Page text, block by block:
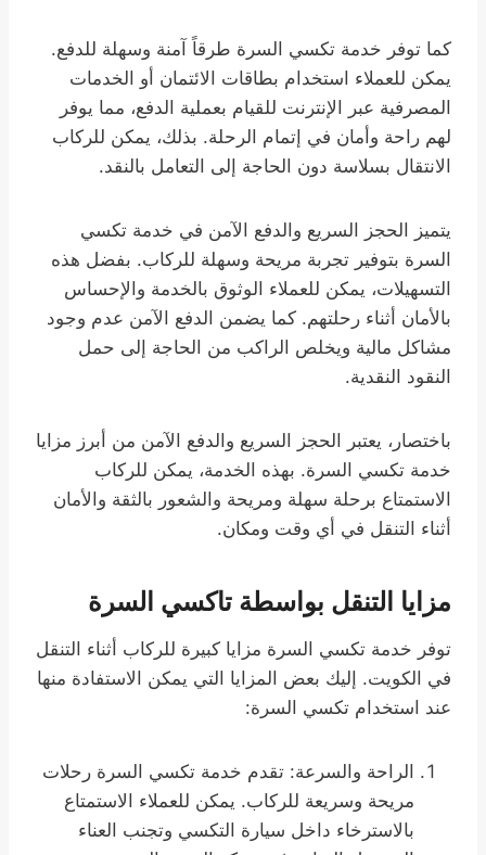
كما توفر خدمة تكسي السرة طرقاً آمنة وسهلة للدفع.
يمكن للعملاء استخدام بطاقات الائتمان أو الخدمات
المصرفية عبر الإنترنت للقيام بعملية الدفع، مما يوفر
لهم راحة وأمان في إتمام الرحلة. بذلك، يمكن للركاب
الانتقال بسلاسة دون الحاجة إلى التعامل بالنقد.
يتميز الحجز السريع والدفع الآمن في خدمة تكسي
السرة بتوفير تجربة مريحة وسهلة للركاب. بفضل هذه
التسهيلات، يمكن للعملاء الوثوق بالخدمة والإحساس
بالأمان أثناء رحلتهم. كما يضمن الدفع الآمن عدم وجود
مشاكل مالية ويخلص الراكب من الحاجة إلى حمل
النقود النقدية.
باختصار، يعتبر الحجز السريع والدفع الآمن من أبرز مزايا
خدمة تكسي السرة. بهذه الخدمة، يمكن للركاب
الاستمتاع برحلة سهلة ومريحة والشعور بالثقة والأمان
أثناء التنقل في أي وقت ومكان.
مزايا التنقل بواسطة تاكسي السرة
توفر خدمة تكسي السرة مزايا كبيرة للركاب أثناء التنقل
في الكويت. إليك بعض المزايا التي يمكن الاستفادة منها
عند استخدام تكسي السرة:
الراحة والسرعة: تقدم خدمة تكسي السرة رحلات
مريحة وسريعة للركاب. يمكن للعملاء الاستمتاع
بالاسترخاء داخل سيارة التكسي وتجنب العناء